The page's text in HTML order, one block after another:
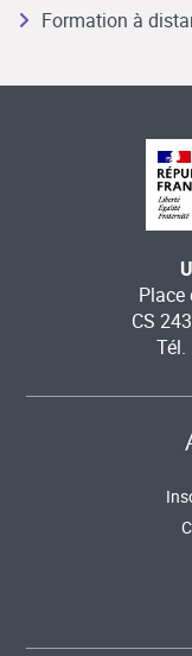
Formation à
Place
CS